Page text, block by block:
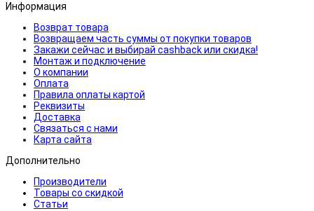
Информация
Возврат товара
Возвращаем часть суммы от покупки товаров
Закажи сейчас и выбирай cashback или скидка!
Монтаж и подключение
О компании
Оплата
Правила оплаты картой
Реквизиты
Доставка
Связаться с нами
Карта сайта
Дополнительно
Производители
Товары со скидкой
Статьи